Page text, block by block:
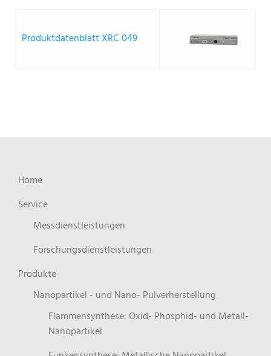
Home
Service
Messdienstleistungen
Forschungsdienstleistungen
Produkte
Nanopartikel - und Nano- Pulverherstellung
Flammensynthese: Oxid- Phosphid- und Metall-
Nanopartikel
Produktdatenblatt XRC 049